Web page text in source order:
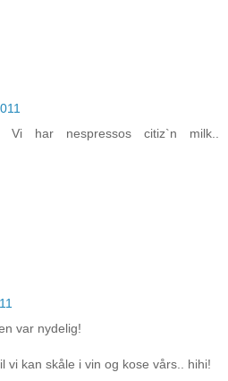
har nespressos citiz`n milk..
var nydelig!
vi kan skåle i vin og kose vårs.. hihi!